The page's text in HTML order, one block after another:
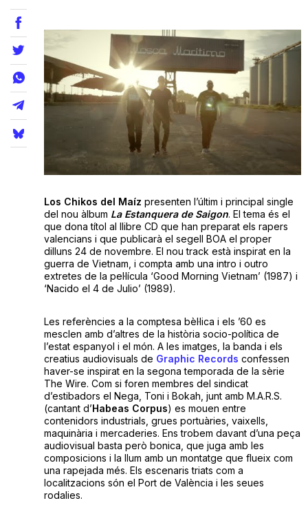
La Llista
Llocs
Los Chikos del Maíz presenten l’últim i principal single
del nou àlbum La Estanquera de Saigon. El tema és el
que dona títol al llibre CD que han preparat els rapers
valencians i que publicarà el segell BOA el proper
dilluns 24 de novembre. El nou track està inspirat en la
guerra de Vietnam, i compta amb una intro i outro
extretes de la pel·lícula ‘Good Morning Vietnam’ (1987) i
‘Nacido el 4 de Julio’ (1989).
Les referències a la comptesa bèl·lica i els ’60 es
mesclen amb d’altres de la història socio-política de
l’estat espanyol i el món. A les imatges, la banda i els
creatius audiovisuals de Graphic Records confessen
haver-se inspirat en la segona temporada de la sèrie
The Wire. Com si foren membres del sindicat
d’estibadors el Nega, Toni i Bokah, junt amb M.A.R.S.
(cantant d’Habeas Corpus) es mouen entre
contenidors industrials, grues portuàries, vaixells,
maquinària i mercaderies. Ens trobem davant d’una peça
audiovisual basta però bonica, que juga amb les
composicions i la llum amb un montatge que flueix com
una rapejada més. Els escenaris triats com a
localitzacions són el Port de València i les seues
rodalies.